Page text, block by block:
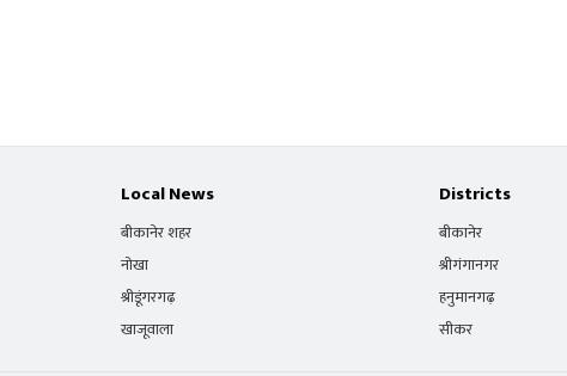
Local News
बीकानेर शहर
नोखा
श्रीडूंगरगढ़
खाजूवाला
Districts
बीकानेर
श्रीगंगानगर
हनुमानगढ़
सीकर